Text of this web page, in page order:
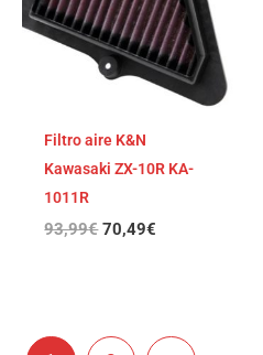
Filtro aire K&N
Kawasaki ZX-10R KA-
1011R
93,99€ 70,49€